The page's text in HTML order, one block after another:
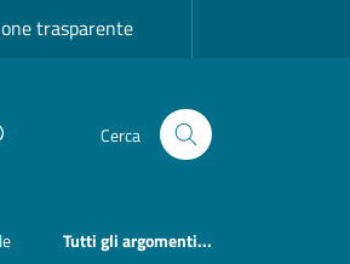
trasparente
Whatsapp Cerca
Tutti gli argomenti...